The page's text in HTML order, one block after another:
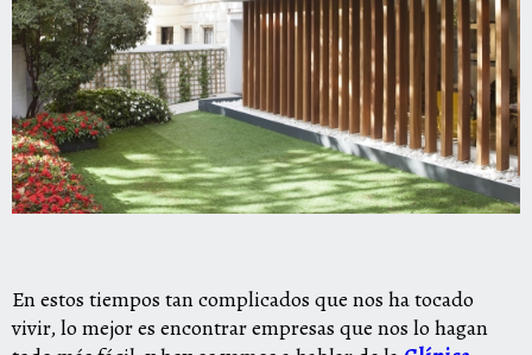
En estos tiempos tan complicados que nos ha tocado
vivir, lo mejor es encontrar empresas que nos lo hagan